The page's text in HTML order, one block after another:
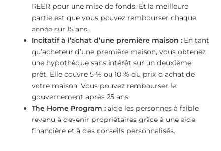
REER pour une mise de fonds. Et la meilleure
partie est que vous pouvez rembourser chaque
année sur 15 ans.
Incitatif à l’achat d’une première maison : En tant
qu’acheteur d’une première maison, vous obtenez
une hypothèque sans intérêt sur un deuxième
prêt. Elle couvre 5 % ou 10 % du prix d’achat de
votre maison. Vous pouvez rembourser le
gouvernement après 25 ans.
The Home Program : aide les personnes à faible
revenu à devenir propriétaires grâce à une aide
financière et à des conseils personnalisés.